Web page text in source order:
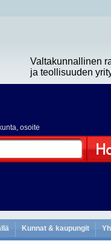
Valtakunnallinen
ja teollisuuden
osoite
Kunnat & kaupungit